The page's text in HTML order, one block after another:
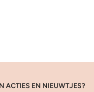
ACTIES EN NIEUWTJES?